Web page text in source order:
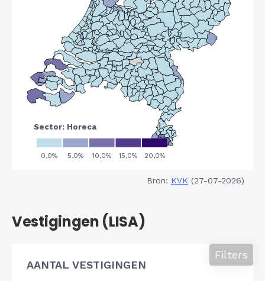
Bron: KVK (27-07-2026)
Vestigingen (LISA)
AANTAL VESTIGINGEN
Filters